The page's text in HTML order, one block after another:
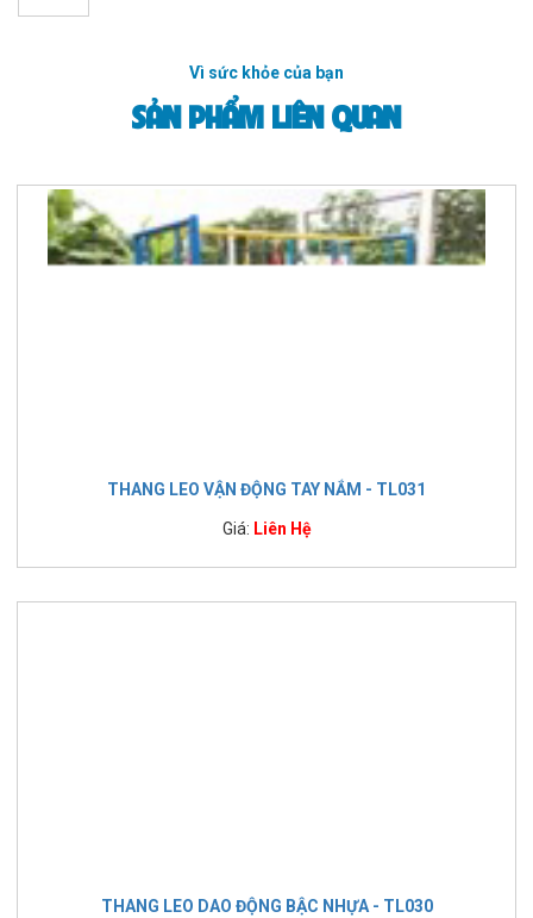
Vì sức khỏe của bạn
SẢN PHẨM LIÊN QUAN
THANG LEO VẬN ĐỘNG TAY NẮM - TL031
Giá: Liên Hệ
THANG LEO DAO ĐỘNG BẬC NHỰA - TL030